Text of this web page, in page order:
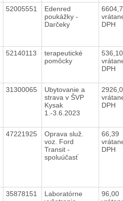
52005551
Edenred
poukážky -
Darčeky
DPH
52140113
terapeutické
pomôcky
536,10
DPH
31300065
Ubytovanie a
strava v ŠVP
Kysak
1.-3.6.2023
DPH
47221925
Oprava služ.
voz. Ford
Transit -
spoluúčasť
66,39
DPH
35878151
Laboratórne
96,00